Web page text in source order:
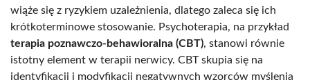
wiąże się z ryzykiem uzależnienia, dlatego zaleca się ich
krótkoterminowe stosowanie. Psychoterapia, na przykład
terapia poznawczo-behawioralna (CBT), stanowi równie
istotny element w terapii nerwicy. CBT skupia się na
identyfikacji i modyfikacji negatywnych wzorców myślenia